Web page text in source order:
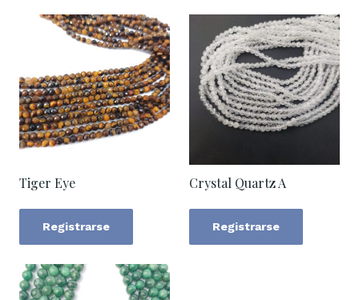
Tiger Eye
Registrarse
Crystal Quartz A
Registrarse